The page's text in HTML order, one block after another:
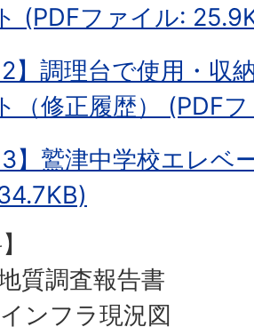
(PDFファイル:
】調理台で使用・収
（修正履歴） (PDF
】鷲津中学校エレベ
質調査報告書
ンフラ現況図